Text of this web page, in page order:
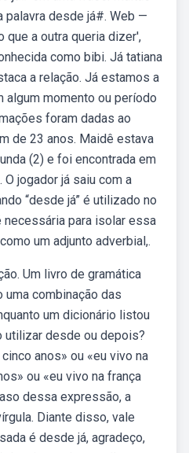
desde já#. Web —
que a outra queria dizer',
como bibi. Já tatiana
a relação. Já estamos a
algum momento ou período
foram dadas ao
de 23 anos. Maidê estava
(2) e foi encontrada em
jogador já saiu com a
“desde já” é utilizado no
necessária para isolar essa
um adjunto adverbial,.
Um livro de gramática
combinação das
um dicionário listou
utilizar desde ou depois?
anos» ou «eu vivo na
ou «eu vivo na frança
dessa expressão, a
Diante disso, vale
é desde já, agradeço,